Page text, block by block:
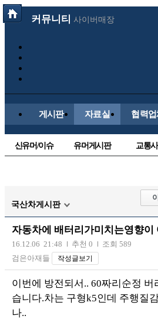
커뮤니티 사이버매장
게시판 자료실 협력업
신유머/이슈 유머게시판 교통
자유
트럭/버스
장착시공사진
국산차게시판
자동차에 배터리가미치는영향이
16.12.06 21:48 추천 0
조회 589
검은아재들
작성글보기
이번에 방전되서.. 60짜리순정
습니다.차는 구형k5인데 주행질
나..